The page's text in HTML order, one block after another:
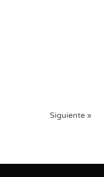
Siguiente »